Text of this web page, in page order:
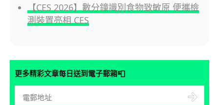
【CES 2026】數分鐘識別食物致敏原 便攜檢
測裝置亮相 CES
更多精彩文章每日送到電子郵箱📮